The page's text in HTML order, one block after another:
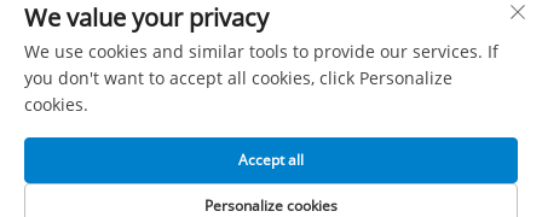
ZHANGJIAGANG CITY, JIANGSU PROVINCE, CHINA
Tel:+86-13962240078
Surel:[email protected]
Hak Cipta © SUZHOU BECHTON PLASTIC MACHINERY CO.,
LTD -Kebijakan Privasi
We value your privacy
We use cookies and similar tools to provide our services. If
you don't want to accept all cookies, click Personalize
cookies.
Personalize cookies
Accept all